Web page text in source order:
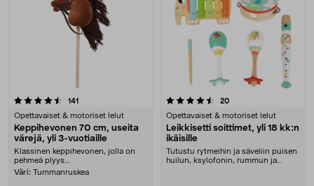
141
Opettavaiset & motoriset lelut
Keppihevonen 70 cm, useita
värejä, yli 3-vuotiaille
Klassinen keppihevonen, jolla on
pehmeä plyys....
Väri: Tummanruskea
4.5 viidestä tähdestä 20arvostelut
Opettavaiset & motoriset lelut
Leikkisetti soittimet, yli 18 kk:n
ikäisille
Tutustu rytmeihin ja säveliin puisen
huilun, ksylofonin, rummun ja